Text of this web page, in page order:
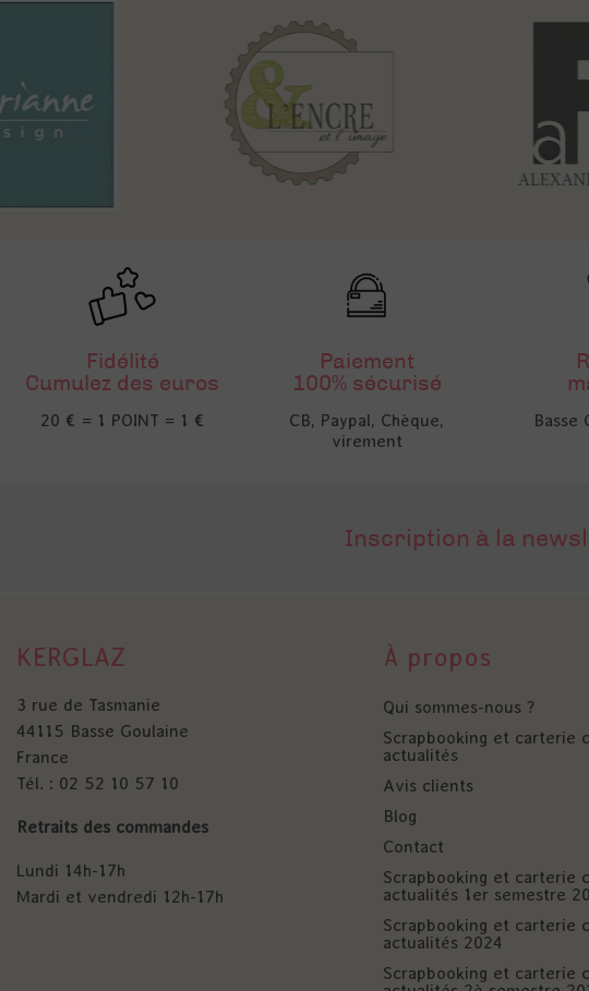
Fidélité
Cumulez des euros
20 € = 1 POINT = 1 €
Paiement
100% sécurisé
CB, Paypal, Chèque,
virement
Basse
Inscription à la
KERGLAZ
3 rue de Tasmanie
44115 Basse Goulaine
France
Tél. : 02 52 10 57 10
Retraits des commandes
Lundi 14h-17h
Mardi et vendredi 12h-17h
À propos
Qui sommes-nous ?
Scrapbooking et carterie
actualités
Avis clients
Blog
Contact
Scrapbooking et carterie
actualités 1er semestre
Scrapbooking et carterie
actualités 2024
Scrapbooking et carterie